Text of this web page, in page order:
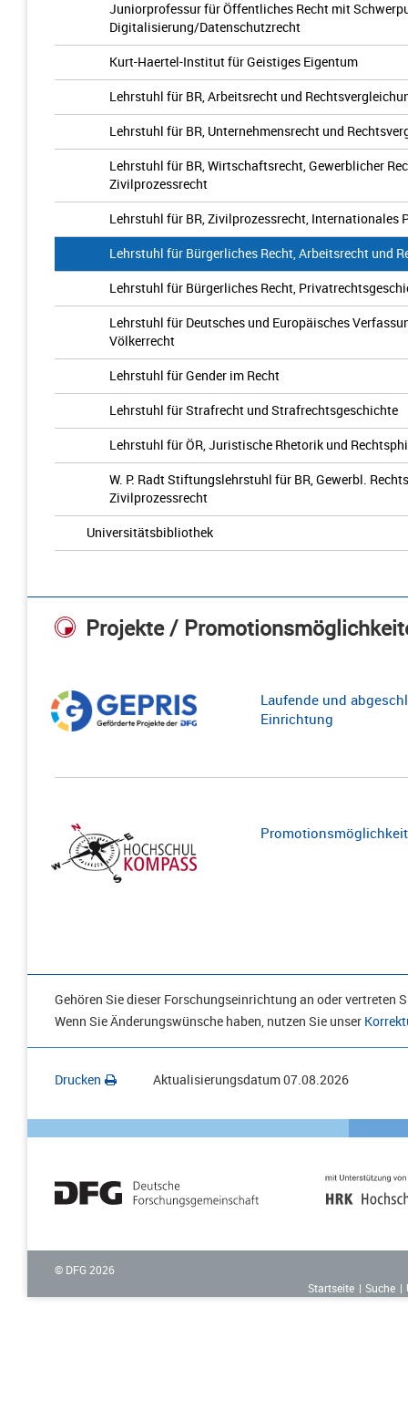
Juniorprofessur für Öffentliches Recht mit
Digitalisierung/Datenschutzrecht
Kurt-Haertel-Institut für Geistiges Eigentum
Lehrstuhl für BR, Arbeitsrecht und
Lehrstuhl für BR, Unternehmensrecht und
Lehrstuhl für BR, Wirtschaftsrecht, Gewerblicher
Zivilprozessrecht
Lehrstuhl für BR, Zivilprozessrecht, Internationales
Lehrstuhl für Bürgerliches Recht, Arbeitsrecht und
Lehrstuhl für Bürgerliches Recht,
Lehrstuhl für Deutsches und Europäisches
Völkerrecht
Lehrstuhl für Gender im Recht
Lehrstuhl für Strafrecht und Strafrechtsgeschichte
Lehrstuhl für ÖR, Juristische Rhetorik und
W. P. Radt Stiftungslehrstuhl für BR, Gewerbl.
Zivilprozessrecht
Universitätsbibliothek
Projekte /
Laufende und
Einrichtung
Gehören Sie dieser Forschungseinrichtung an oder vertreten
Wenn Sie Änderungswünsche haben, nutzen Sie unser
Drucken Aktualisierungsdatum07.08.2026
© DFG 2026
Startseite
Suche